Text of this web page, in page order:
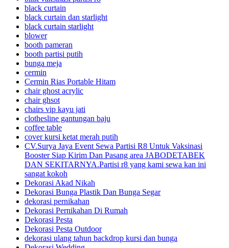
black curtain
black curtain dan starlight
black curtain starlight
blower
booth pameran
booth partisi putih
bunga meja
cermin
Cermin Rias Portable Hitam
chair ghost acrylic
chair ghsot
chairs vip kayu jati
clothesline gantungan baju
coffee table
cover kursi ketat merah putih
CV.Surya Jaya Event Sewa Partisi R8 Untuk Vaksinasi
Booster Siap Kirim Dan Pasang area JABODETABEK
DAN SEKITARNYA.Partisi r8 yang kami sewa kan ini
sangat kokoh
Dekorasi Akad Nikah
Dekorasi Bunga Plastik Dan Bunga Segar
dekorasi pernikahan
Dekorasi Pernikahan Di Rumah
Dekorasi Pesta
Dekorasi Pesta Outdoor
dekorasi ulang tahun backdrop kursi dan bunga